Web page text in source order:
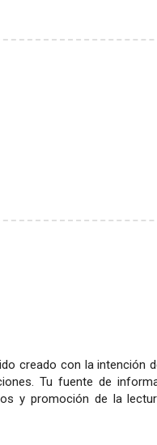
creado con la intención
Tu fuente de
y promoción de la